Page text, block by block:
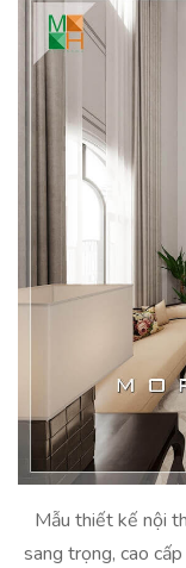
Mẫu thiết kế nội
sang trọng, cao